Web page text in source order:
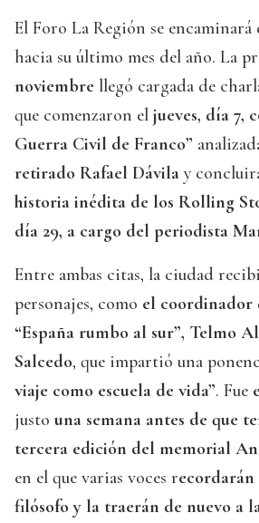
El Foro La Región se encaminará
hacia su último mes del año. La
noviembre llegó cargada de
que comenzaron el jueves, día 7,
Guerra Civil de Franco”
retirado Rafael Dávila y
historia inédita de los Rolling
día 29, a cargo del periodista
Entre ambas citas, la ciudad
personajes, como el coordinador
“España rumbo al sur”, Telmo
Salcedo, que impartió una
viaje como escuela de vida”. Fue
justo una semana antes de que
tercera edición del memorial
en el que varias voces r
filósofo y la traerán de nuevo a